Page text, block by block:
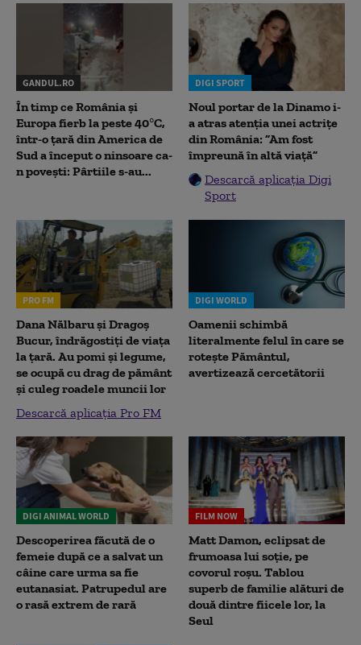
GANDUL.RO
În timp ce România și
Europa fierb la peste 40°C,
într-o țară din America de
Sud a început o ninsoare ca-
n povești: Pârtiile s-au...
DIGI SPORT
Noul portar de la Dinamo i-
a atras atenția unei actrițe
din România: ”Am fost
împreună în altă viață”
Descarcă aplicația Digi
Sport
PRO FM
Dana Nălbaru și Dragoș
Bucur, îndrăgostiți de viața
la țară. Au pomi și legume,
se ocupă cu drag de pământ
și culeg roadele muncii lor
Descarcă aplicația Pro FM
DIGI WORLD
Oamenii schimbă
literalmente felul în care se
rotește Pământul,
avertizează cercetătorii
DIGI ANIMAL WORLD
Descoperirea făcută de o
femeie după ce a salvat un
câine care urma sa fie
eutanasiat. Patrupedul are
o rasă extrem de rară
FILM NOW
Matt Damon, eclipsat de
frumoasa lui soție, pe
covorul roșu. Tablou
superb de familie alături de
două dintre fiicele lor, la
Seul